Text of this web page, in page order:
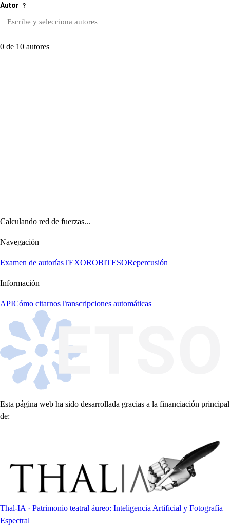
Autor ?
0 de 10 autores
Calculando red de fuerzas...
Navegación
Examen de autoríasTEXOROBITESORepercusión
Información
APICómo citarnosTranscripciones automáticas
Esta página web ha sido desarrollada gracias a la financiación principal
de:
Thal-IA · Patrimonio teatral áureo: Inteligencia Artificial y Fotografía
Espectral